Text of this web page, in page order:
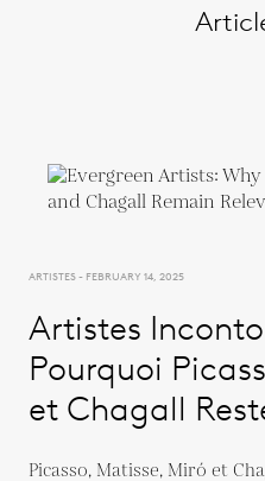
ARTISTES - FEBRUARY 14, 2025
Artistes
Pourquoi
et Chagall
Picasso, Matisse, Miró et